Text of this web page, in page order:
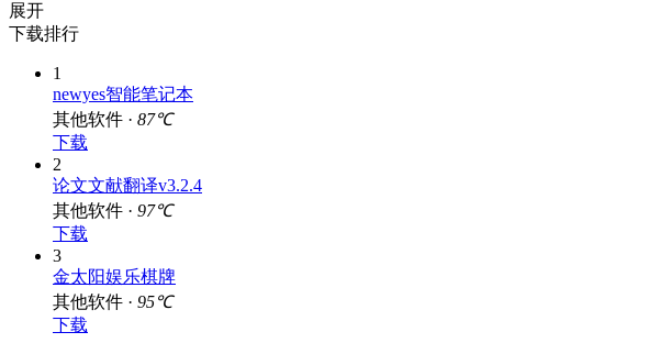
展开
下载排行
1
newyes智能笔记本
其他软件 · 87℃
下载
2
论文文献翻译v3.2.4
其他软件 · 97℃
下载
3
金太阳娱乐棋牌
其他软件 · 95℃
下载